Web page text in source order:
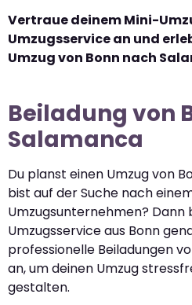
Vertraue deinem Mini-
Umzugsservice an und
Umzug von Bonn nach
Beiladung von
Salamanca
Du planst einen Umzug von
bist auf der Suche nach
Umzugsunternehmen? Dann
Umzugsservice aus Bonn
professionelle Beiladungen
an, um deinen Umzug
gestalten.